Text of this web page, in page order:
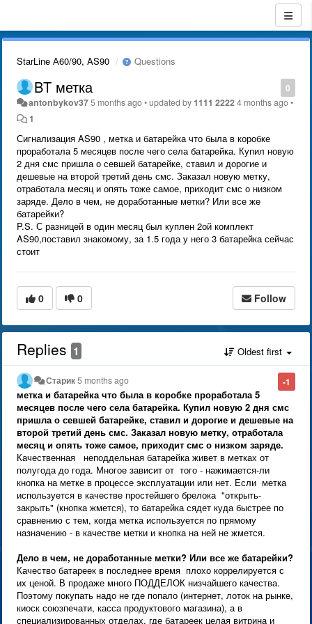
StarLine А60/90, AS90 Questions
0
BT метка
antonbykov375 months ago•updated by 1111 22224 months ago•
1
Сигнализация AS90 , метка и батарейка что была в коробке
проработала 5 месяцев после чего села батарейка. Купил новую
2 дня смс пришла о севшей батарейке, ставил и дорогие и
дешевые на второй третий день смс. Заказал новую метку,
отработала месяц и опять тоже самое, приходит смс о низком
заряде. Дело в чем, не доработанные метки? Или все же
батарейки?
P.S. С разницей в один месяц был куплен 2ой комплект
AS90,поставил знакомому, за 1.5 года у него 3 батарейка сейчас
стоит
0 0 Follow
Replies 1 Oldest first
-1
Старик5 months ago
метка и батарейка что была в коробке проработала 5
месяцев после чего села батарейка. Купил новую 2 дня смс
пришла о севшей батарейке, ставил и дорогие и дешевые на
второй третий день смс. Заказал новую метку, отработала
месяц и опять тоже самое, приходит смс о низком заряде.
Качественная неподдельная батарейка живет в метках от
полугода до года. Многое зависит от того - нажимается-ли
кнопка на метке в процессе эксплуатации или нет. Если метка
используется в качестве простейшего брелока "открыть-
закрыть" (кнопка жмется), то батарейка сядет куда быстрее по
сравнению с тем, когда метка используется по прямому
назначению - в качестве метки и кнопка на ней не жмется.
Дело в чем, не доработанные метки? Или все же батарейки?
Качество батареек в последнее время плохо коррелируется с
их ценой. В продаже много ПОДДЕЛОК низчайшего качества.
Поэтому покупать надо не где попало (интернет, лоток на рынке,
киоск союзпечати, касса продуктового магазина), а в
специализированных отделах, где батареек целая витрина и